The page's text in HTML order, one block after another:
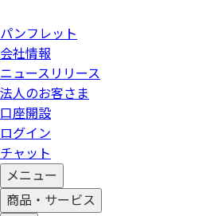
パンフレット
会社情報
ニュースリリース
法人のお客さま
口座開設
ログイン
チャット
メニュー
商品・サービス